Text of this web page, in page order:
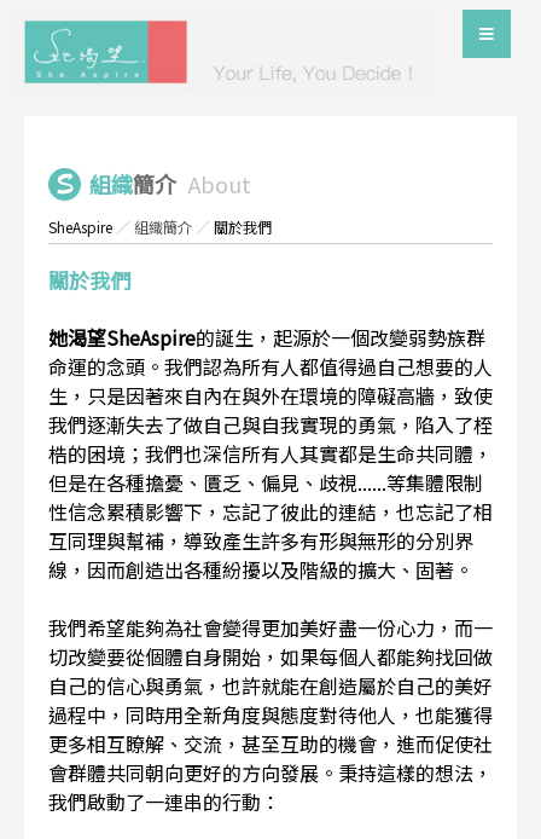
組織簡介 About
SheAspire ／組織簡介 ／關於我們
關於我們
她渴望SheAspire的誕生，起源於一個改變弱勢族群
命運的念頭。我們認為所有人都值得過自己想要的人
生，只是因著來自內在與外在環境的障礙高牆，致使
我們逐漸失去了做自己與自我實現的勇氣，陷入了桎
梏的困境；我們也深信所有人其實都是生命共同體，
但是在各種擔憂、匱乏、偏見、歧視......等集體限制
性信念累積影響下，忘記了彼此的連結，也忘記了相
互同理與幫補，導致產生許多有形與無形的分別界
線，因而創造出各種紛擾以及階級的擴大、固著。
我們希望能夠為社會變得更加美好盡一份心力，而一
切改變要從個體自身開始，如果每個人都能夠找回做
自己的信心與勇氣，也許就能在創造屬於自己的美好
過程中，同時用全新角度與態度對待他人，也能獲得
更多相互瞭解、交流，甚至互助的機會，進而促使社
會群體共同朝向更好的方向發展。秉持這樣的想法，
我們啟動了一連串的行動：